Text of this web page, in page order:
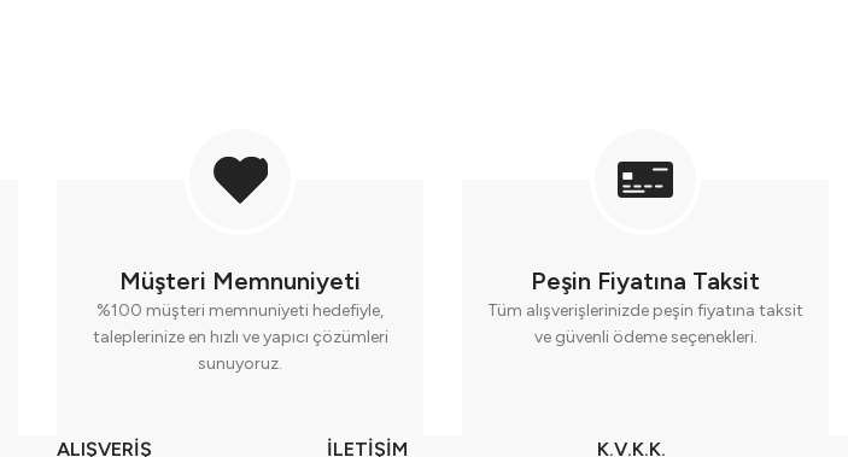
Müşteri Memnuniyeti
%100 müşteri memnuniyeti hedefiyle,
taleplerinize en hızlı ve yapıcı çözümleri
sunuyoruz.
Peşin Fiyatına Taksit
Tüm alışverişlerinizde peşin fiyatına taksit
ve güvenli ödeme seçenekleri.
ALIŞVERİŞ İLETİŞİM K.V.K.K.